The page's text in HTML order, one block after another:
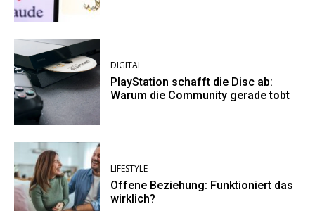
DIGITAL
PlayStation schafft die Disc ab:
Warum die Community gerade tobt
LIFESTYLE
Offene Beziehung: Funktioniert das
wirklich?